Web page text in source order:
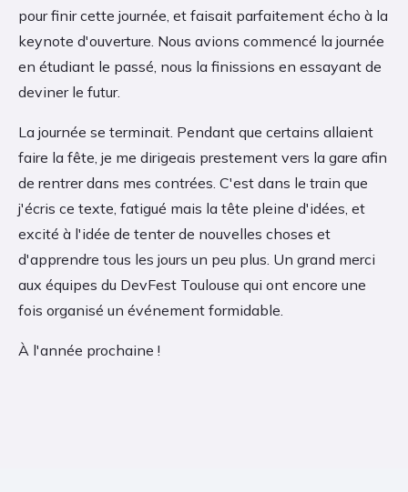
pour finir cette journée, et faisait parfaitement écho à la
keynote d'ouverture. Nous avions commencé la journée
en étudiant le passé, nous la finissions en essayant de
deviner le futur.
La journée se terminait. Pendant que certains allaient
faire la fête, je me dirigeais prestement vers la gare afin
de rentrer dans mes contrées. C'est dans le train que
j'écris ce texte, fatigué mais la tête pleine d'idées, et
excité à l'idée de tenter de nouvelles choses et
d'apprendre tous les jours un peu plus. Un grand merci
aux équipes du DevFest Toulouse qui ont encore une
fois organisé un événement formidable.
À l'année prochaine !